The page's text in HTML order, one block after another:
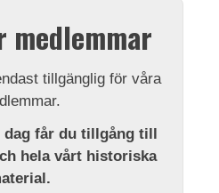
medlemmar
tillgänglig för våra
dag får du tillgång till
hela vårt historiska